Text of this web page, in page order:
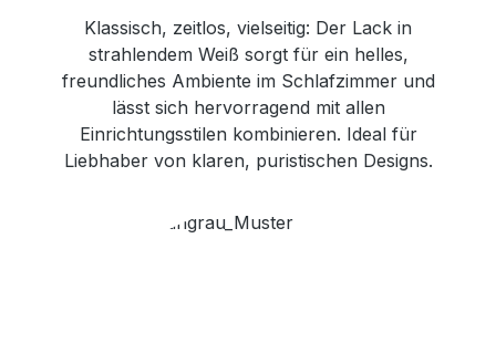
Klassisch, zeitlos, vielseitig: Der Lack in
strahlendem Weiß sorgt für ein helles,
freundliches Ambiente im Schlafzimmer und
lässt sich hervorragend mit allen
Einrichtungsstilen kombinieren. Ideal für
Liebhaber von klaren, puristischen Designs.